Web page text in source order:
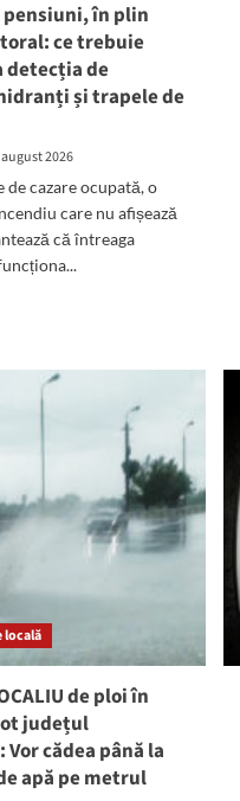
în plin
ce trebuie
de
și trapele de
2026
cazare ocupată, o
care nu afișează
că întreaga
locală
de ploi în
județul
cădea până la
apă pe metrul